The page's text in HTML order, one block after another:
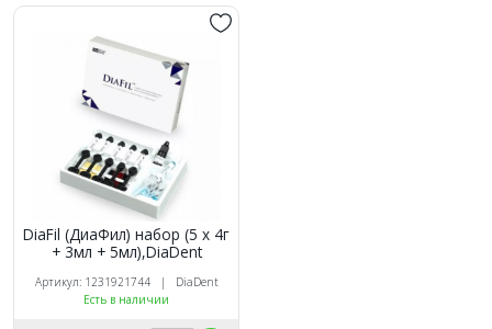
DiaFil (ДиаФил) набор (5 х 4г
+ 3мл + 5мл),DiaDent
Артикул: 1231921744 | DiaDent
Есть в наличии